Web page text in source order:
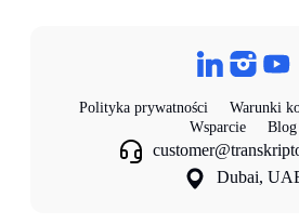
Polityka prywatności
Warunki
Wsparcie
Blog
Dubai,